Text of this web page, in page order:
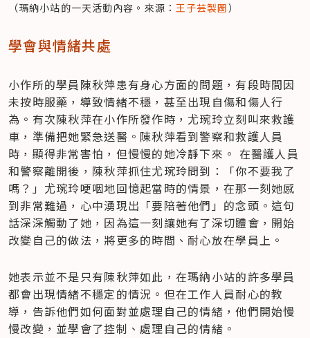
（瑪納小站的一天活動內容。來源： 王子芸製圖）
學會與情緒共處
小作所的學員陳秋萍患有身心方面的問題，有段時間因
未按時服藥，導致情緒不穩，甚至出現自傷和傷人行
為。有次陳秋萍在小作所發作時，尤琬玲立刻叫來救護
車，準備把她緊急送醫。陳秋萍看到警察和救護人員
時，顯得非常害怕，但慢慢的她冷靜下來。 在醫護人員
和警察離開後，陳秋萍抓住尤琬玲問到：「你不要我了
嗎？」尤琬玲哽咽地回憶起當時的情景，在那一刻她感
到非常難過，心中湧現出「要陪著他們」的念頭。這句
話深深觸動了她，因為這一刻讓她有了深切體會，開始
改變自己的做法，將更多的時間、耐心放在學員上。
她表示並不是只有陳秋萍如此，在瑪納小站的許多學員
都會出現情緒不穩定的情況。但在工作人員耐心的教
導，告訴他們如何面對並處理自己的情緒，他們開始慢
慢改變，並學會了控制、處理自己的情緒。